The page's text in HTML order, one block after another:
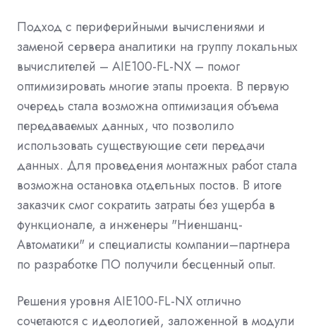
Подход с периферийными вычислениями и
заменой сервера аналитики на группу локальных
вычислителей – AIE100-FL-NX – помог
оптимизировать многие этапы проекта. В первую
очередь стала возможна оптимизация объема
передаваемых данных, что позволило
использовать существующие сети передачи
данных. Для проведения монтажных работ стала
возможна остановка отдельных постов. В итоге
заказчик смог сократить затраты без ущерба в
функционале, а инженеры "Ниеншанц-
Автоматики" и специалисты компании–партнера
по разработке ПО получили бесценный опыт.
Решения уровня AIE100-FL-NX отлично
сочетаются с идеологией, заложенной в модули